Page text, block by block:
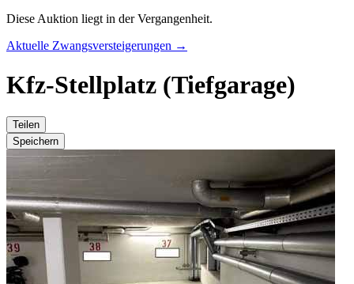
Diese Auktion liegt in der Vergangenheit.
Aktuelle Zwangsversteigerungen →
Kfz-Stellplatz (Tiefgarage)
Teilen
Speichern